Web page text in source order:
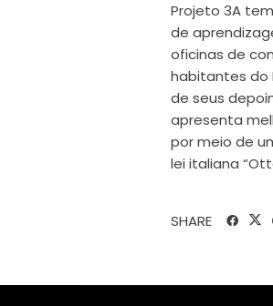
Projeto 3A
de
oficinas de
habitantes do
de seus
apresenta
por meio de
lei italiana
SHARE